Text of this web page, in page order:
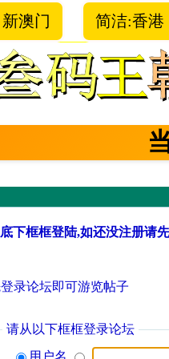
新澳门 简洁:香港
下框框登陆,如还没注册请
录论坛即可游览帖子
请从以下框框登录论坛
用户名